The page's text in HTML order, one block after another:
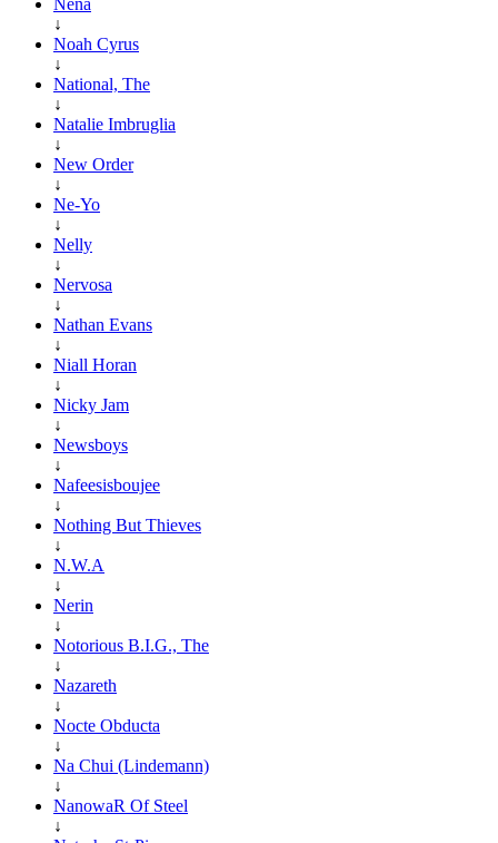
↓
Noah Cyrus
↓
National, The
↓
Natalie Imbruglia
↓
New Order
↓
Ne-Yo
↓
Nelly
↓
Nervosa
↓
Nathan Evans
↓
Niall Horan
↓
Nicky Jam
↓
Newsboys
↓
Nafeesisboujee
↓
Nothing But Thieves
↓
N.W.A
↓
Nerin
↓
Notorious B.I.G., The
↓
Nazareth
↓
Nocte Obducta
↓
Na Chui (Lindemann)
↓
NanowaR Of Steel
↓